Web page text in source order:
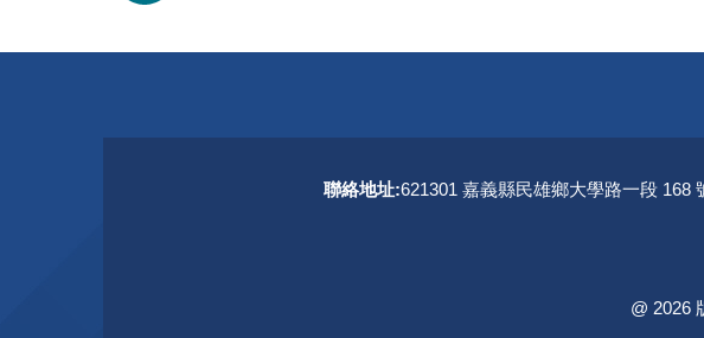
聯絡地址:621301 嘉義縣民雄鄉大學路一段 168
@ 版權
2026